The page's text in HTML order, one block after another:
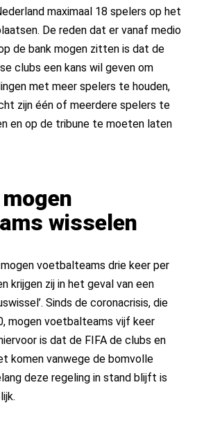
maximaal 18 spelers op het
De reden dat er vanaf medio
de bank mogen zitten is dat de
clubs een kans wil geven om
met meer spelers te houden,
zijn één of meerdere spelers te
en op de tribune te moeten laten
wisselen
voetbalteams drie keer per
krijgen zij in het geval van een
Sinds de coronacrisis, die
mogen voetbalteams vijf keer
is dat de FIFA de clubs en
komen vanwege de bomvolle
deze regeling in stand blijft is